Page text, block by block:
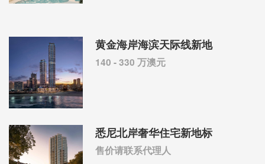
黄金海岸海滨天际线新地
140 - 330 万澳元
悉尼北岸奢华住宅新地标
售价请联系代理人